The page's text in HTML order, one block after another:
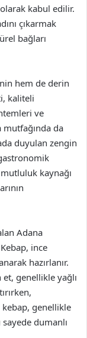
kabul edilir.
çıkarmak
bağları
hem de derin
kaliteli
ve
da
duyulan zengin
kaynağı
Adana
ince
hazırlanır.
et, genellikle yağlı
genellikle
dumanlı